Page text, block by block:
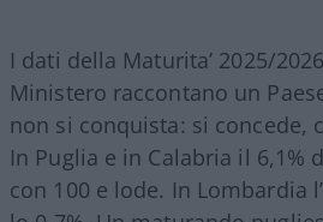
I dati della Maturita’ 2025/
Ministero raccontano un
non si conquista: si concede,
In Puglia e in Calabria il 6,1%
con 100 e lode. In Lombardia